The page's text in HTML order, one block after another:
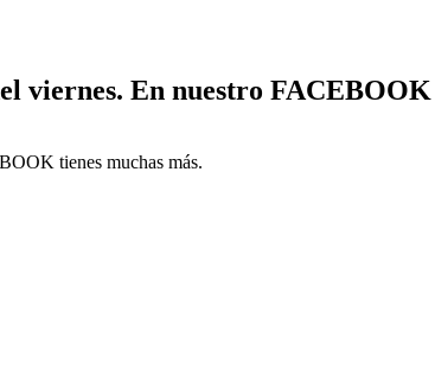
viernes. En nuestro
tienes muchas más.